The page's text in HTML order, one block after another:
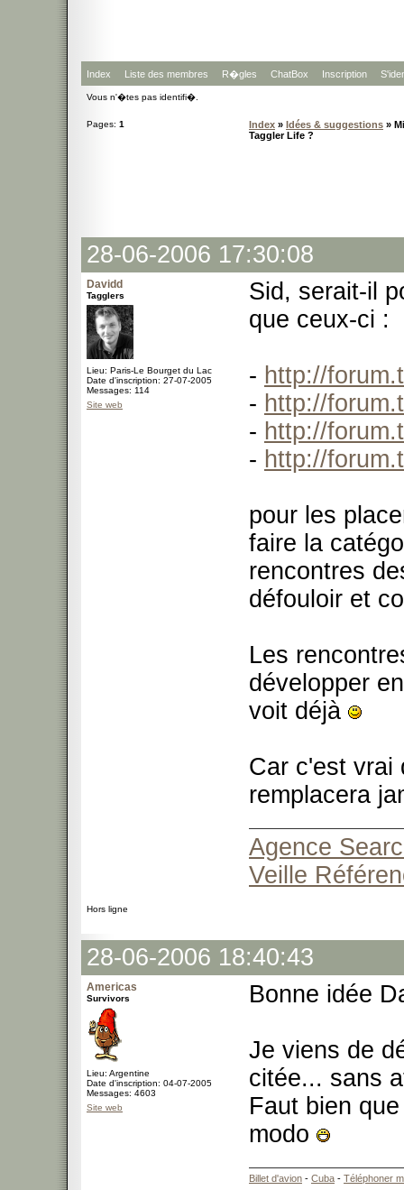
Index Liste des membres R�gles ChatBox Inscription
Vous n'�tes pas identifi�.
Pages: 1 Index » Idées & suggestions »
Taggler Life ?
28-06-2006 17:30:08
Davidd
Tagglers
Lieu: Paris-Le Bourget du Lac
Date d'inscription: 27-07-2005
Messages: 114
Site web
Sid, serait-il
que ceux-ci :
- http://
- http://
- http://
- http://
pour les
faire la
rencontres
défouloir et
Les
développer
voit déjà
Car c'est vrai
remplacera
Agence
Veille
Hors ligne
28-06-2006 18:40:43
Americas
Survivors
Lieu: Argentine
Date d'inscription: 04-07-2005
Messages: 4603
Site web
Bonne idée
Je viens de
citée... sans
Faut bien
modo
Billet d'avion - Cuba - Téléphoner